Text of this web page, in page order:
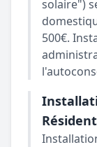
solaire")
500€.